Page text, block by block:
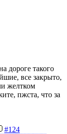
дороге такого
все закрыто,
желтком
пжста, что за
#124